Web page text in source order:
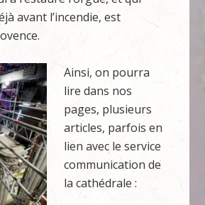
avant l’incendie, est
Ainsi, on pourra
lire dans nos
pages, plusieurs
articles, parfois en
lien avec le service
communication de
la cathédrale :